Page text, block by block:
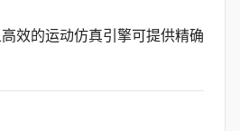
效的运动仿真引擎可提供精确